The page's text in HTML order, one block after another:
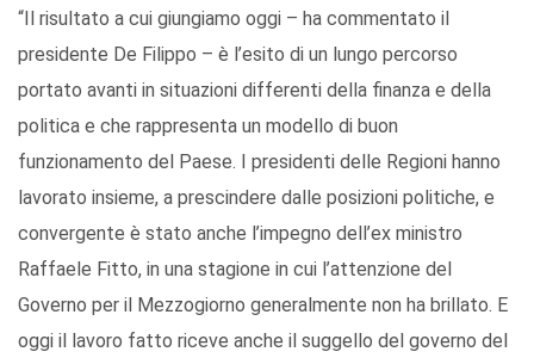
“Il risultato a cui giungiamo oggi – ha commentato il
presidente De Filippo – è l’esito di un lungo percorso
portato avanti in situazioni differenti della finanza e della
politica e che rappresenta un modello di buon
funzionamento del Paese. I presidenti delle Regioni hanno
lavorato insieme, a prescindere dalle posizioni politiche, e
convergente è stato anche l’impegno dell’ex ministro
Raffaele Fitto, in una stagione in cui l’attenzione del
Governo per il Mezzogiorno generalmente non ha brillato. E
oggi il lavoro fatto riceve anche il suggello del governo del